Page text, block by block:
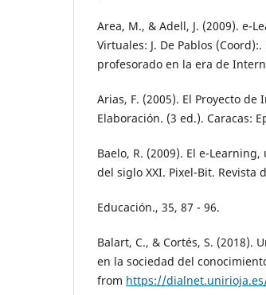
Area, M., & Adell, J. (2009). e-
Virtuales: J. De Pablos
profesorado en la era de
Arias, F. (2005). El Proyecto
Elaboración. (3 ed.). Caracas:
Baelo, R. (2009). El e-
del siglo XXI. Pixel-Bit. Revista
Educación., 35, 87 - 96.
Balart, C., & Cortés, S. (2018).
en la sociedad del
from https://